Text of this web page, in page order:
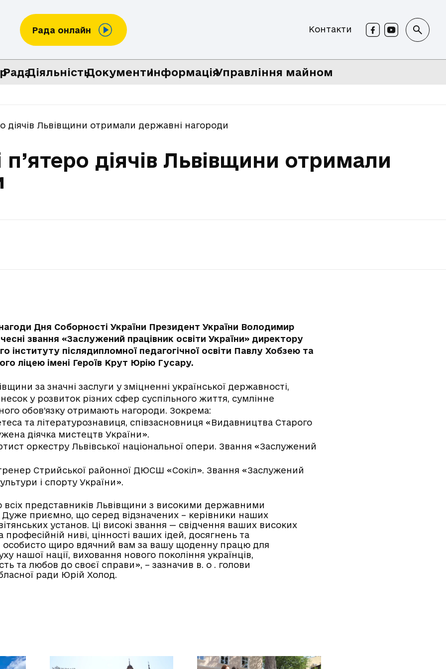
Рада онлайн Контакти
РадаДіяльністьДокументиІнформаціяУправління майном
діячів Львівщини отримали державні нагороди
діячів Львівщини отримали
нагоди Дня Соборності України Президент України Володимир
звання «Заслужений працівник освіти України» директору
інституту післядипломної педагогічної освіти Павлу Хобзею та
ліцею імені Героїв Крут Юрію Гусару.
за значні заслуги у зміцненні української державності,
у розвиток різних сфер суспільного життя, сумлінне
обов’язку отримають нагороди. Зокрема:
та літературознавиця, співзасновниця «Видавництва Старого
діячка мистецтв України».
оркестру Львівської національної опери. Звання «Заслужений
Стрийської районної ДЮСШ «Сокіл». Звання «Заслужений
і спорту України».
представників Львівщини з високими державними
приємно, що серед відзначених – керівники наших
установ. Ці високі звання — свідчення ваших високих
професійній ниві, цінності ваших ідей, досягнень та
я особисто щиро вдячний вам за вашу щоденну працю для
нашої нації, виховання нового покоління українців,
та любов до своєї справи», – зазначив в. о . голови
ради Юрій Холод.